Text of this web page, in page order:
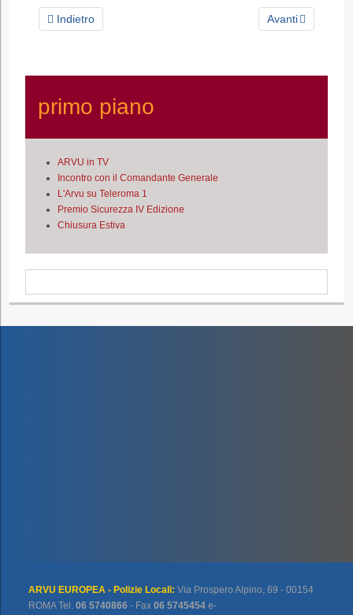
Indietro Avanti
primo piano
ARVU in TV
Incontro con il Comandante Generale
L'Arvu su Teleroma 1
Premio Sicurezza IV Edizione
Chiusura Estiva
ARVU EUROPEA - Polizie Locali: Via Prospero Alpino, 69 - 00154
ROMA Tel.06 5740866 - Fax06 5745454 e-